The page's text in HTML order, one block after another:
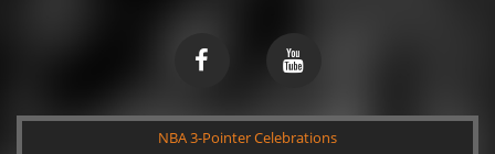
NBA 3-Pointer Celebrations